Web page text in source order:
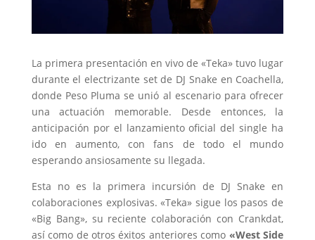
La primera presentación en vivo de «Teka» tuvo lugar
durante el electrizante set de DJ Snake en Coachella,
donde Peso Pluma se unió al escenario para ofrecer
una actuación memorable. Desde entonces, la
anticipación por el lanzamiento oficial del single ha
ido en aumento, con fans de todo el mundo
esperando ansiosamente su llegada.
Esta no es la primera incursión de DJ Snake en
colaboraciones explosivas. «Teka» sigue los pasos de
«Big Bang», su reciente colaboración con Crankdat,
así como de otros éxitos anteriores como «West Side